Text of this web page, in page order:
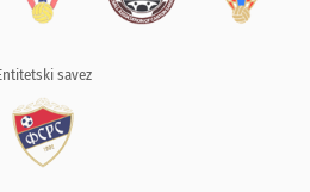
savez